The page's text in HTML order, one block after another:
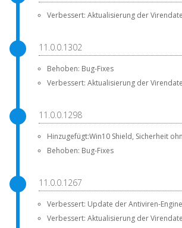
Verbessert: Aktualisierung der
11.0.0.1302
Behoben: Bug-Fixes
Verbessert: Aktualisierung der
11.0.0.1298
Hinzugefügt:Win10 Shield, Sicherheit
Behoben: Bug-Fixes
11.0.0.1267
Verbessert: Update der Antiviren-Engine
Verbessert: Aktualisierung der